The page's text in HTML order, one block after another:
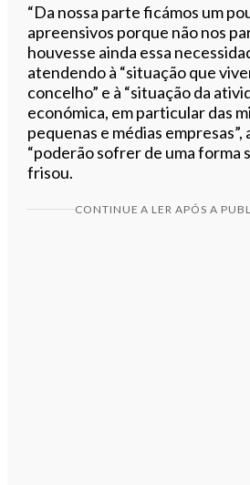
“Da nossa parte ficámos um
apreensivos porque não nos
houvesse ainda essa
atendendo à “situação que
concelho” e à “situação da
económica, em particular das
pequenas e médias empresas”,
“poderão sofrer de uma forma
frisou.
CONTINUE A LER APÓS A